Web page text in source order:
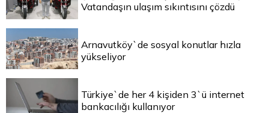
Vatandaşın ulaşım sıkıntısını çözdü
Arnavutköy`de sosyal konutlar hızla
yükseliyor
Türkiye`de her 4 kişiden 3`ü internet
bankacılığı kullanıyor